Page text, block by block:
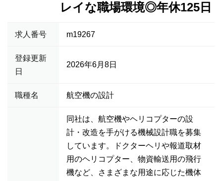
レイな職場環境◎年休125日
求人番号 m19267
登録更新
日
2026年6月8日
職種名 航空機の設計
同社は、航空機やヘリコプターの設
計・改造を手がける機械設計職を募集
しています。ドクターヘリや報道取材
用のヘリコプター、物資輸送用の飛行
機など、さまざまな用途に応じた機体